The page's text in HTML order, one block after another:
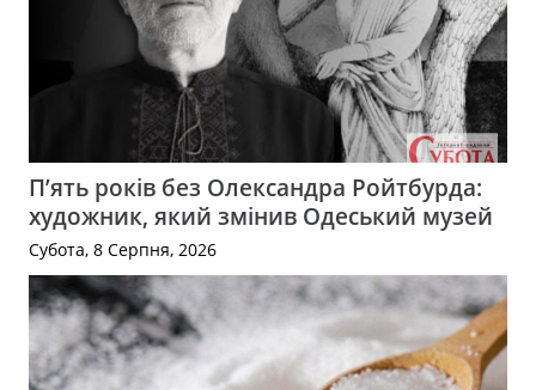
П’ять років без Олександра Ройтбурда:
художник, який змінив Одеський музей
Субота, 8 Серпня, 2026